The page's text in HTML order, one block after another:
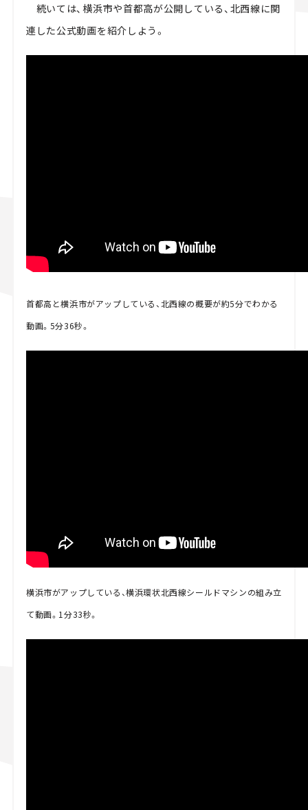
続いては、横浜市や首都高が公開している、北西線に関
連した公式動画を紹介しよう。
首都高と横浜市がアップしている、北西線の概要が約5分でわかる
動画。5分36秒。
横浜市がアップしている、横浜環状北西線シールドマシンの組み立
て動画。1分33秒。